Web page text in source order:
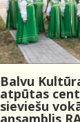
Balvu
atpūtas
sieviešu